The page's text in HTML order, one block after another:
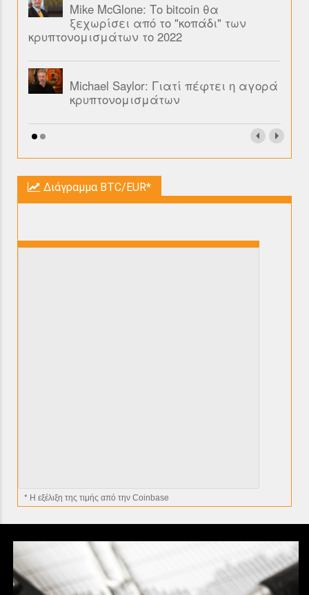
Mike McGlone: Το bitcoin θα
ξεχωρίσει από το "κοπάδι" των
κρυπτονομισμάτων το 2022
Michael Saylor: Γιατί πέφτει η αγορά
κρυπτονομισμάτων
Διάγραμμα BTC/EUR*
* H εξέλιξη της τιμής από την Coinbase